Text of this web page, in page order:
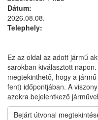
Dátum:
2026.08.08.
Telephely:
Ez az oldal az adott jármű
sarokban kiválasztott
megtekinthető, hogy a
fent) időpontjában. A
azokra bejelentkező
Bejárt útvonal